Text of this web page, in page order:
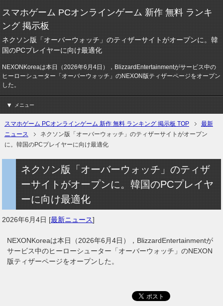
スマホゲーム PCオンラインゲーム 新作 無料 ランキ
ング 掲示板
ネクソン版「オーバーウォッチ」のティザーサイトがオープンに。韓
国のPCプレイヤーに向け最適化
NEXONKoreaは本日（2026年6月4日），BlizzardEntertainmentがサービス中の
ヒーローシューター「オーバーウォッチ」のNEXON版ティザーページをオープン
した。
メニュー
スマホゲーム PCオンラインゲーム 新作 無料 ランキング 掲示板 TOP
最新
ニュース
ネクソン版「オーバーウォッチ」のティザーサイトがオープン
に。韓国のPCプレイヤーに向け最適化
ネクソン版「オーバーウォッチ」のティザ
ーサイトがオープンに。韓国のPCプレイヤ
ーに向け最適化
2026年6月4日 [最新ニュース]
NEXONKoreaは本日（2026年6月4日），BlizzardEntertainmentが
サービス中のヒーローシューター「オーバーウォッチ」のNEXON
版ティザーページをオープンした。